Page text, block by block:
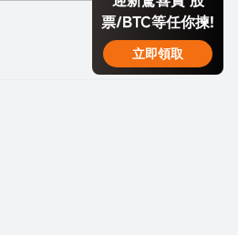
票/BTC等任你揀!
立即領取